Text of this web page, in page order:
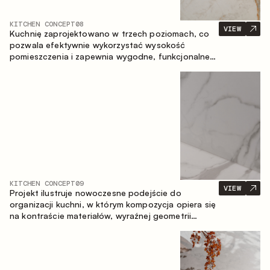
KITCHEN CONCEPT08
Kuchnię zaprojektowano w trzech poziomach, co
pozwala efektywnie wykorzystać wysokość
pomieszczenia i zapewnia wygodne, funkcjonalne
VIEW
KITCHEN CONCEPT09
Projekt ilustruje nowoczesne podejście do
organizacji kuchni, w którym kompozycja opiera się
na kontraście materiałów, wyraźnej geometrii
stref przechowywania. Układ prosty z wyspą
buduje logiczną strukturę przestrzeni oraz tworzy
wygodną oś komunikacyjną między strefami
VIEW